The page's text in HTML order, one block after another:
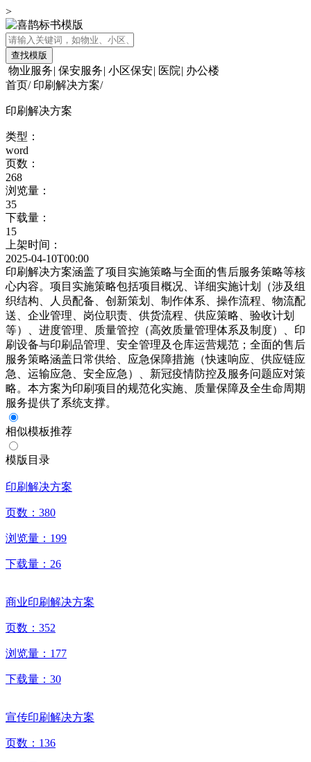
>
查找模版
物业服务| 保安服务| 小区保安| 医院| 办公楼
首页/ 印刷解决方案/
印刷解决方案
类型：
word
页数：
268
浏览量：
35
下载量：
15
上架时间：
2025-04-10T00:00
印刷解决方案涵盖了项目实施策略与全面的售后服务策略等核
心内容。项目实施策略包括项目概况、详细实施计划（涉及组
织结构、人员配备、创新策划、制作体系、操作流程、物流配
送、企业管理、岗位职责、供货流程、供应策略、验收计划
等）、进度管理、质量管控（高效质量管理体系及制度）、印
刷设备与印刷品管理、安全管理及仓库运营规范；全面的售后
服务策略涵盖日常供给、应急保障措施（快速响应、供应链应
急、运输应急、安全应急）、新冠疫情防控及服务问题应对策
略。本方案为印刷项目的规范化实施、质量保障及全生命周期
服务提供了系统支撑。
相似模板推荐
模版目录
印刷解决方案
页数： 380
浏览量： 199
下载量： 26
商业印刷解决方案
页数： 352
浏览量： 177
下载量： 30
宣传印刷解决方案
页数： 136